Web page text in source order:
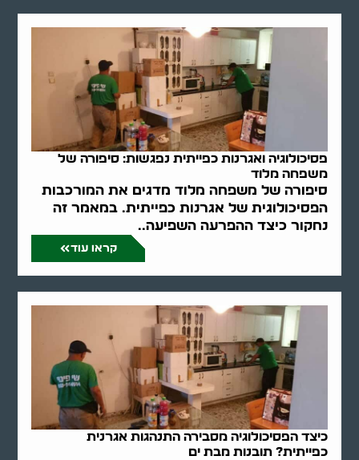
פסיכולוגיה ואגרנות כפייתית נפגשות: סיפורה של
משפחה מלוד
סיפורה של משפחה מלוד מדגים את המורכבות
הפסיכולוגית של אגרנות כפייתית. במאמר זה
נחקור כיצד ההפרעה השפיעה..
קראו עוד
כיצד הפסיכולוגיה מסבירה התנהגות אגרנית
כפייתית? תובנות מבת ים